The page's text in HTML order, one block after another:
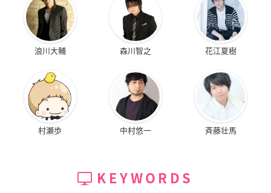
浪川大輔 森川智之 花江夏樹
村瀬歩 中村悠一 斉藤壮馬
KEYWORDS